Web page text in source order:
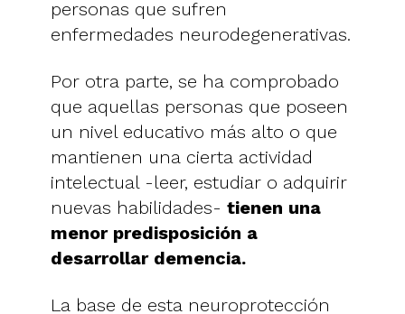
personas que sufren
enfermedades neurodegenerativas.
Por otra parte, se ha comprobado
que aquellas personas que poseen
un nivel educativo más alto o que
mantienen una cierta actividad
intelectual -leer, estudiar o adquirir
nuevas habilidades- tienen una
menor predisposición a
desarrollar demencia.
La base de esta neuroprotección